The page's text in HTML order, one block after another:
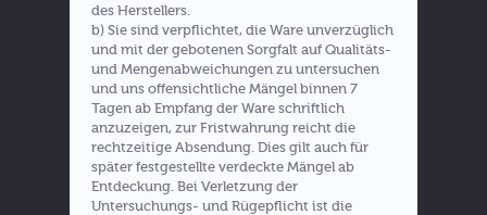
des Herstellers.
b) Sie sind verpflichtet, die Ware unverzüglich
und mit der gebotenen Sorgfalt auf Qualitäts-
und Mengenabweichungen zu untersuchen
und uns offensichtliche Mängel binnen 7
Tagen ab Empfang der Ware schriftlich
anzuzeigen, zur Fristwahrung reicht die
rechtzeitige Absendung. Dies gilt auch für
später festgestellte verdeckte Mängel ab
Entdeckung. Bei Verletzung der
Untersuchungs- und Rügepflicht ist die